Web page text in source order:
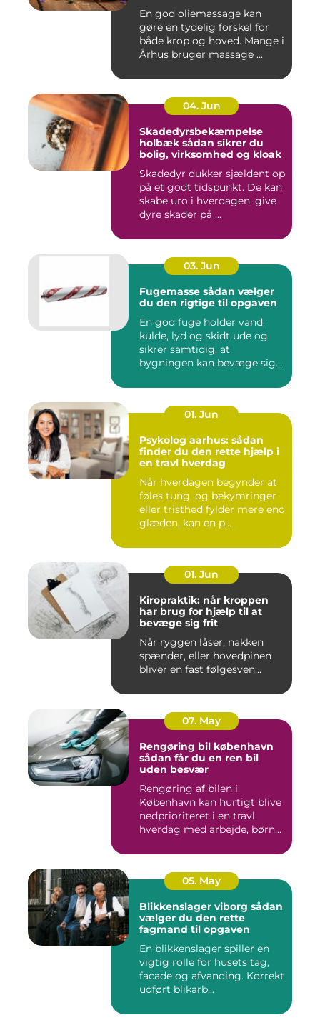
En god oliemassage kan
gøre en tydelig forskel for
både krop og hoved. Mange i
Århus bruger massage ...
04. Jun
Skadedyrsbekæmpelse
holbæk sådan sikrer du
bolig, virksomhed og kloak
Skadedyr dukker sjældent op
på et godt tidspunkt. De kan
skabe uro i hverdagen, give
dyre skader på ...
03. Jun
Fugemasse sådan vælger
du den rigtige til opgaven
En god fuge holder vand,
kulde, lyd og skidt ude og
sikrer samtidig, at
bygningen kan bevæge sig
01. Jun
Psykolog aarhus: sådan
finder du den rette hjælp i
en travl hverdag
Når hverdagen begynder at
føles tung, og bekymringer
eller tristhed fylder mere end
glæden, kan en p...
01. Jun
Kiropraktik: når kroppen
har brug for hjælp til at
bevæge sig frit
Når ryggen låser, nakken
spænder, eller hovedpinen
bliver en fast følgesven...
07. May
Rengøring bil københavn
sådan får du en ren bil
uden besvær
Rengøring af bilen i
København kan hurtigt blive
nedprioriteret i en travl
hverdag med arbejde, børn...
05. May
Blikkenslager viborg sådan
vælger du den rette
fagmand til opgaven
En blikkenslager spiller en
vigtig rolle for husets tag,
facade og afvanding. Korrekt
udført blikarb...